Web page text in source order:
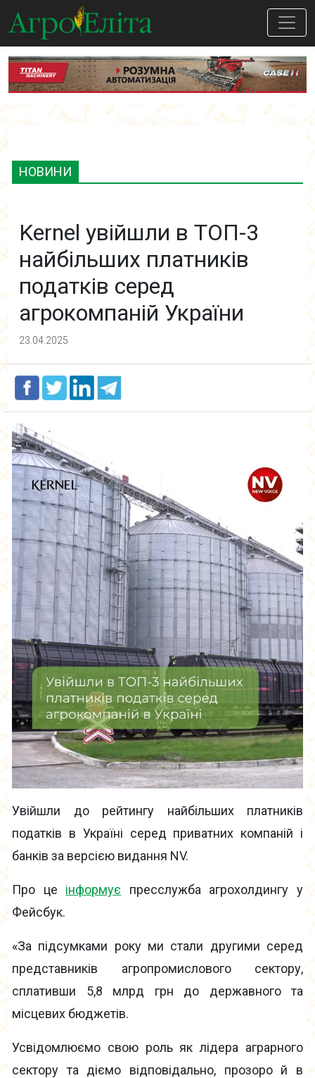
НОВИНИ
Kernel увійшли в ТОП-3
найбільших платників
податків серед
агрокомпаній України
23.04.2025
Увійшли до рейтингу найбільших платників
податків в Україні серед приватних компаній і
банків за версією видання NV.
Про це інформує пресслужба агрохолдингу у
Фейсбук.
«За підсумками року ми стали другими серед
представників агропромислового сектору,
сплативши 5,8 млрд грн до державного та
місцевих бюджетів.
Усвідомлюємо свою роль як лідера аграрного
сектору та діємо відповідально, прозоро й в